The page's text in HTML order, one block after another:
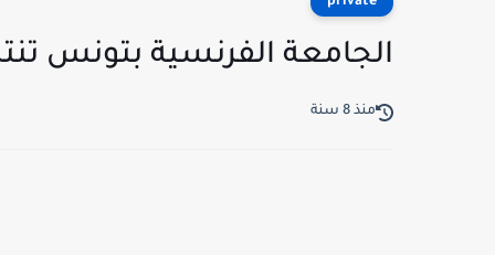
الجامعة الفرنسية بتونس
منذ 8 سنة